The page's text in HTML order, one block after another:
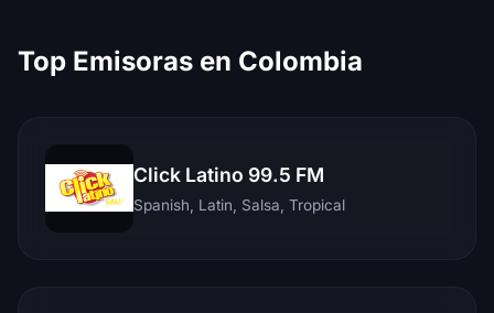
Top Emisoras en Colombia
Click Latino 99.5 FM
Spanish, Latin, Salsa, Tropical